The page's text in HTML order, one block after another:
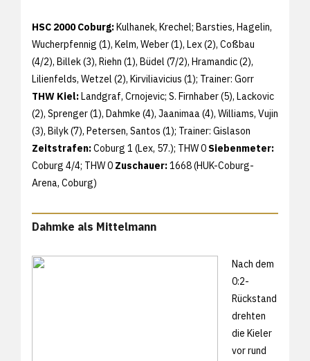
HSC 2000 Coburg:Kulhanek, Krechel; Barsties, Hagelin,
Wucherpfennig (1), Kelm, Weber (1), Lex (2), Coßbau
(4/2), Billek (3), Riehn (1), Büdel (7/2), Hramandic (2),
Lilienfelds, Wetzel (2), Kirviliavicius (1); Trainer: Gorr
THW Kiel:Landgraf, Crnojevic; S. Firnhaber (5), Lackovic
(2), Sprenger (1), Dahmke (4), Jaanimaa (4), Williams, Vujin
(3), Bilyk (7), Petersen, Santos (1); Trainer: Gislason
Zeitstrafen:Coburg 1 (Lex, 57.); THW 0 Siebenmeter:
Coburg 4/4; THW 0 Zuschauer:1668 (HUK-Coburg-
Arena, Coburg)
Dahmke als Mittelmann
Nach dem
0:2-
Rückstand
drehten
die Kieler
vor rund